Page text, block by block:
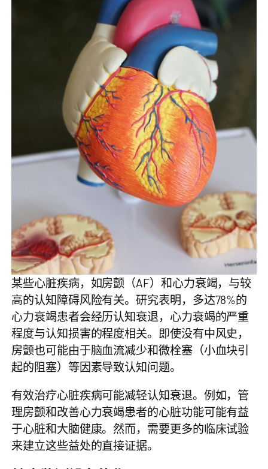
某些心脏疾病，如房颤（AF）和心力衰竭，与较
高的认知障碍风险有关。研究表明，多达78%的
心力衰竭患者会经历认知衰退，心力衰竭的严重
程度与认知损害的程度相关。即使没有中风史，
房颤也可能由于脑血流减少和微栓塞（小血块引
起的阻塞）等因素导致认知问题。
有效治疗心脏疾病可能减轻认知衰退。例如，管
理房颤和改善心力衰竭患者的心脏功能可能有益
于心脏和大脑健康。然而，需要更多的临床试验
来建立这些益处的直接证据。